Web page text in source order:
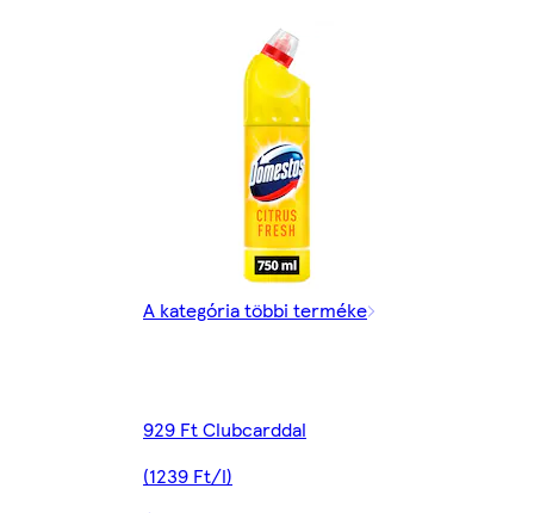
A kategória többi terméke
929 Ft Clubcarddal
(1239 Ft/l)